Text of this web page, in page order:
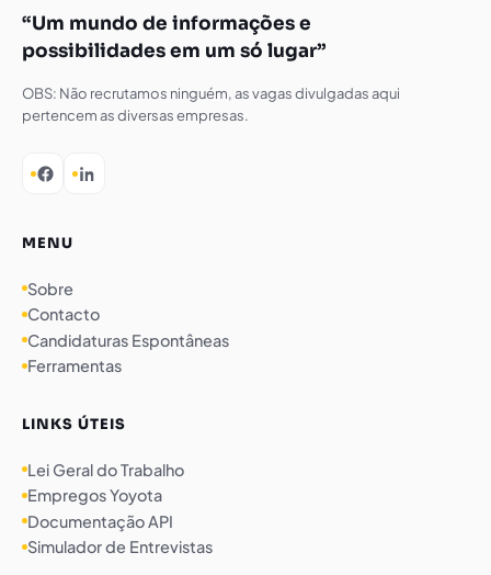
Um mundo de informações e
possibilidades em um só lugar
OBS: Não recrutamos ninguém, as vagas divulgadas aqui
pertencem as diversas empresas.
MENU
Sobre
Contacto
Candidaturas Espontâneas
Ferramentas
LINKS ÚTEIS
Lei Geral do Trabalho
Empregos Yoyota
Documentação API
Simulador de Entrevistas